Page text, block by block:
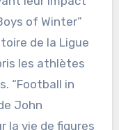
les parcours
du football
leur impact